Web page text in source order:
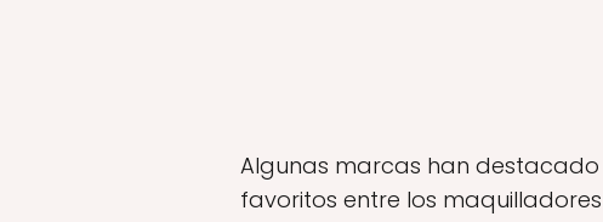
Algunas marcas han
favoritos entre los